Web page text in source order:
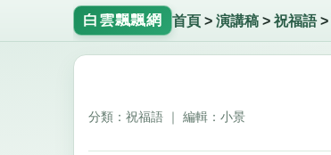
白雲飄飄網 首頁> 演講稿> 祝福語>
分類：祝福語 ｜ 編輯：小景